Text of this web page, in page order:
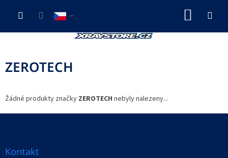
ZEROTECH
Žádné produkty značky ZEROTECH nebyly nalezeny...
Z
Kontakt